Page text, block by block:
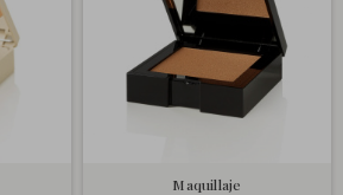
Maquillaje